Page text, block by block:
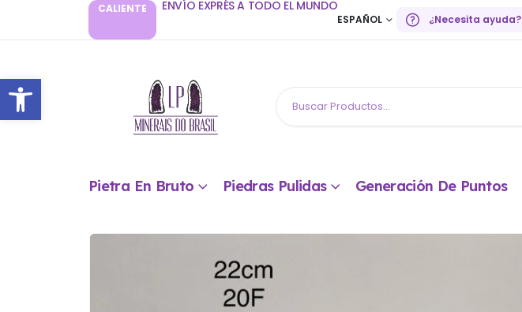
Abrir barra de herramientas
CALIENTE ENVÍO EXPRÉS A TODO EL MUNDO
ESPAÑOL ¿Necesita ayuda?
Pietra En Bruto Piedras Pulidas Generación De Puntos